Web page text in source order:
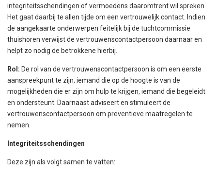
integriteitsschendingen of vermoedens daaromtrent wil spreken.
Het gaat daarbij te allen tijde om een vertrouwelijk contact. Indien
de aangekaarte onderwerpen feitelijk bij de tuchtcommissie
thuishoren verwijst de vertrouwenscontactpersoon daarnaar en
helpt zo nodig de betrokkene hierbij.
Rol: De rol van de vertrouwenscontactpersoon is om een eerste
aanspreekpunt te zijn, iemand die op de hoogte is van de
mogelijkheden die er zijn om hulp te krijgen, iemand die begeleidt
en ondersteunt. Daarnaast adviseert en stimuleert de
vertrouwenscontactpersoon om preventieve maatregelen te
nemen.
Integriteitsschendingen
Deze zijn als volgt samen te vatten: